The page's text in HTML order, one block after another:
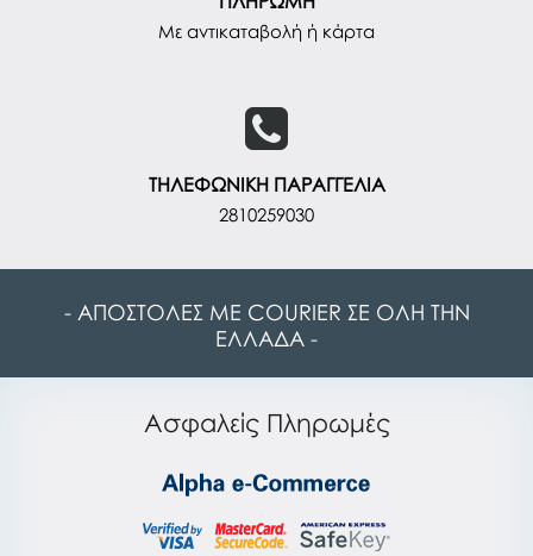
Με αντικαταβολή ή κάρτα
ΤΗΛΕΦΩΝΙΚΗ ΠΑΡΑΓΓΕΛΙΑ
2810259030
- ΑΠΟΣΤΟΛΕΣ ΜΕ COURIER ΣΕ ΟΛΗ ΤΗΝ
ΕΛΛΑΔΑ -
Ασφαλείς Πληρωμές